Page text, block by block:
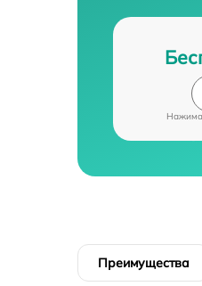
Преимущества